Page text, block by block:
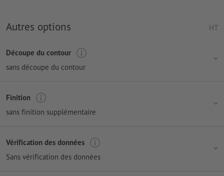
Autres options HT
Découpe du contour
sans découpe du contour
Finition
sans finition supplémentaire
Vérification des données
Sans vérification des données